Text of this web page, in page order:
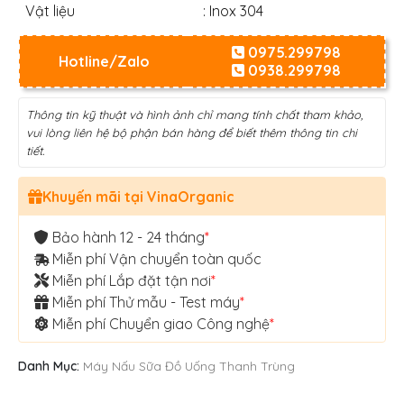
Vật liệu
: Inox 304
Hotline/Zalo
0975.299798
0938.299798
Thông tin kỹ thuật và hình ảnh chỉ mang tính chất tham khảo,
vui lòng liên hệ bộ phận bán hàng để biết thêm thông tin chi
tiết.
Khuyến mãi tại VinaOrganic
Bảo hành 12 - 24 tháng*
Miễn phí Vận chuyển toàn quốc
Miễn phí Lắp đặt tận nơi*
Miễn phí Thử mẫu - Test máy*
Miễn phí Chuyển giao Công nghệ*
Danh Mục: Máy Nấu Sữa Đồ Uống Thanh Trùng